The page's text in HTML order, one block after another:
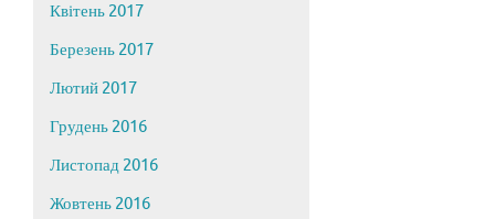
Квітень 2017
Березень 2017
Лютий 2017
Грудень 2016
Листопад 2016
Жовтень 2016